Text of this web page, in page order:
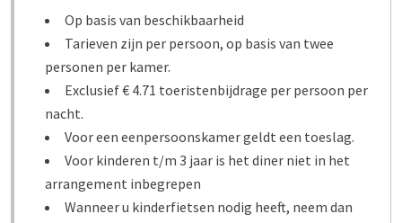
Op basis van beschikbaarheid
Tarieven zijn per persoon, op basis van twee
personen per kamer.
Exclusief € 4.71 toeristenbijdrage per persoon per
nacht.
Voor een eenpersoonskamer geldt een toeslag.
Voor kinderen t/m 3 jaar is het diner niet in het
arrangement inbegrepen
Wanneer u kinderfietsen nodig heeft, neem dan